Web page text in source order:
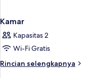
Kamar
Kapasitas 2
Wi-Fi Gratis
Rincian selengkapnya
Rincian